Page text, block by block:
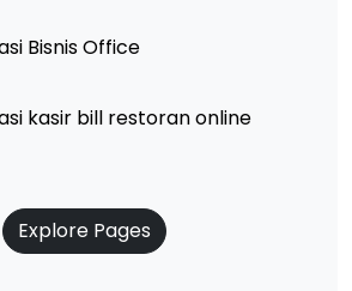
Bisnis Office
kasir bill restoran online
Explore Pages